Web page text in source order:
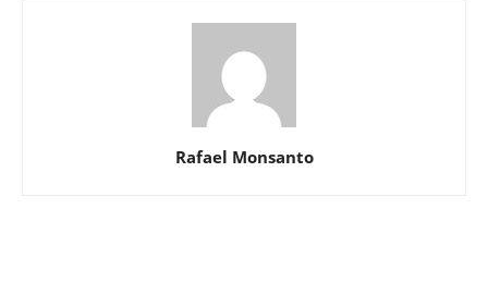
Rafael Monsanto